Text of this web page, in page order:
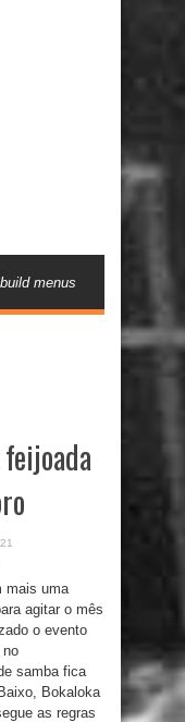
menus
mais uma
agitar o mês
o evento
no
samba fica
Bokaloka
as regras